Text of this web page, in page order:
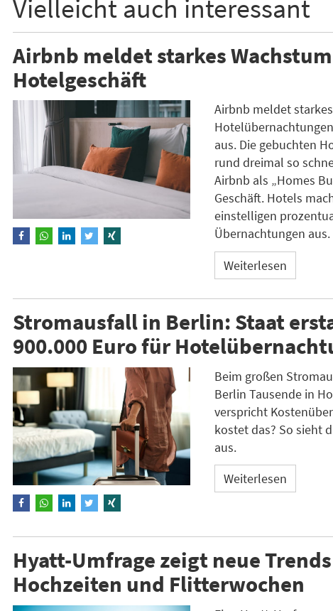
Vielleicht auch interessant
Airbnb meldet starkes
Hotelgeschäft
Airbnb meldet
aus. Die gebuchten
rund dreimal so
Airbnb als „Homes
Geschäft. Hotels
einstelligen
Übernachtungen aus.
Weiterlesen
Stromausfall in Berlin: Staat
900.000 Euro für
Beim großen
Berlin Tausende in
verspricht
kostet das? So sieht
aus.
Weiterlesen
Hyatt-Umfrage zeigt neue
Hochzeiten und Flitterwochen